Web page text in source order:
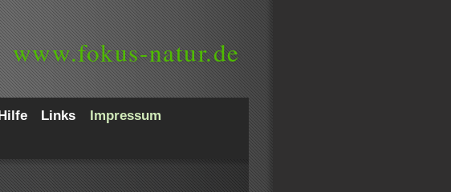
www.fokus-natur.de
Links
Impressum